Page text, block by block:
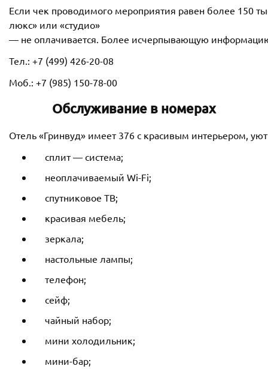
Если чек проводимого мероприятия равен более 150
люкс» или «студио»
— не оплачивается. Более исчерпывающую
Тел.: +7 (499) 426-20-08
Моб.: +7 (985) 150-78-00
Обслуживание в номерах
Отель «Гринвуд» имеет 376 с красивым интерьером,
сплит — система;
неоплачиваемый Wi-Fi;
спутниковое ТВ;
красивая мебель;
зеркала;
настольные лампы;
телефон;
сейф;
чайный набор;
мини холодильник;
мини-бар;